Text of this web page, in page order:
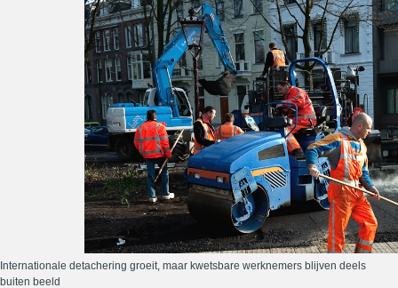
Internationale detachering groeit, maar kwetsbare werknemers blijven deels
buiten beeld